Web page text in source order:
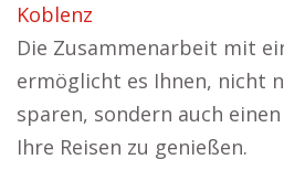
Koblenz
Die Zusammenarbeit mit
ermöglicht es Ihnen, nicht
sparen, sondern auch
Ihre Reisen zu genießen.